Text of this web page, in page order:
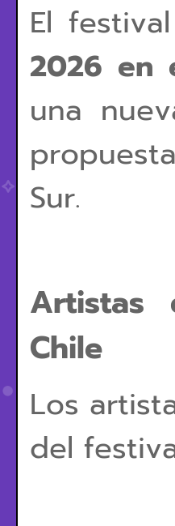
El
2026 en
una
Sur.
Artistas
Chile
Los
del